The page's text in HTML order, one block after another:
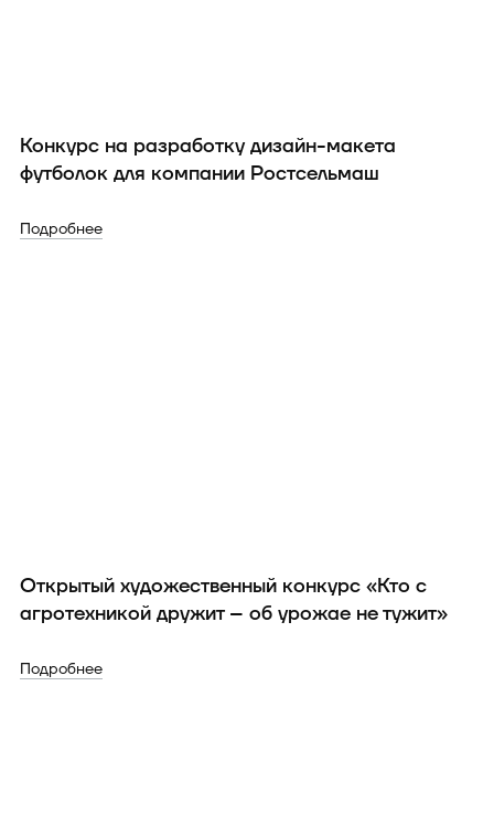
Конкурс на разработку дизайн-макета
футболок для компании Ростсельмаш
Подробнее
Открытый художественный конкурс «Кто с
агротехникой дружит – об урожае не тужит»
Подробнее